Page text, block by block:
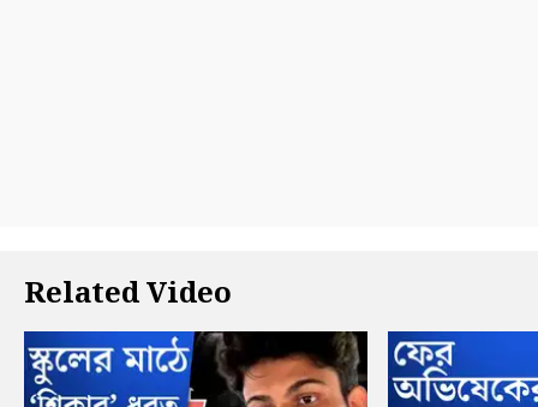
Related Video